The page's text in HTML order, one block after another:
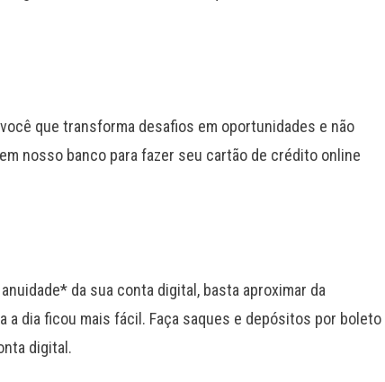
que transforma desafios em oportunidades e não
nosso banco para fazer seu cartão de crédito online
da sua conta digital, basta aproximar da
a dia ficou mais fácil. Faça saques e depósitos por boleto
digital.